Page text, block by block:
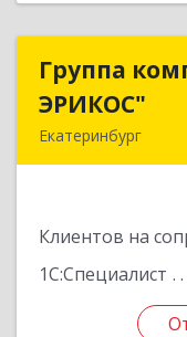
Группа
ЭРИКОС"
Екатеринбург
Клиентов на
1С:Специалист